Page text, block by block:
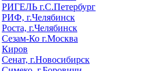
РИГЕЛЬ г.С.Петербург
РИФ, г.Челябинск
Роста, г.Челябинск
Сезам-Ко г.Москва
Киров
Сенат, г.Новосибирск